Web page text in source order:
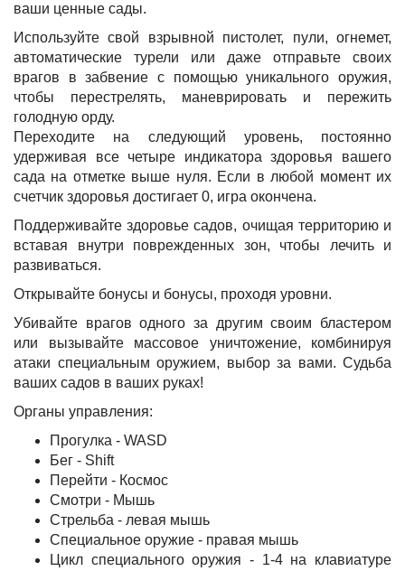
ваши ценные сады.
Используйте свой взрывной пистолет, пули, огнемет,
автоматические турели или даже отправьте своих
врагов в забвение с помощью уникального оружия,
чтобы перестрелять, маневрировать и пережить
голодную орду.
Переходите на следующий уровень, постоянно
удерживая все четыре индикатора здоровья вашего
сада на отметке выше нуля. Если в любой момент их
счетчик здоровья достигает 0, игра окончена.
Поддерживайте здоровье садов, очищая территорию и
вставая внутри поврежденных зон, чтобы лечить и
развиваться.
Открывайте бонусы и бонусы, проходя уровни.
Убивайте врагов одного за другим своим бластером
или вызывайте массовое уничтожение, комбинируя
атаки специальным оружием, выбор за вами. Судьба
ваших садов в ваших руках!
Органы управления:
Прогулка - WASD
Бег - Shift
Перейти - Космос
Смотри - Мышь
Стрельба - левая мышь
Специальное оружие - правая мышь
Цикл специального оружия - 1-4 на клавиатуре